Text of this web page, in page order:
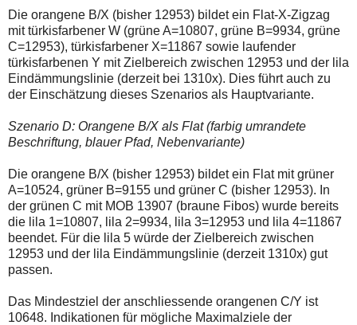
Die orangene B/X (bisher 12953) bildet ein Flat-X-Zigzag
mit türkisfarbener W (grüne A=10807, grüne B=9934, grüne
C=12953), türkisfarbener X=11867 sowie laufender
türkisfarbenen Y mit Zielbereich zwischen 12953 und der lila
Eindämmungslinie (derzeit bei 1310x). Dies führt auch zu
der Einschätzung dieses Szenarios als Hauptvariante.
Szenario D: Orangene B/X als Flat (farbig umrandete
Beschriftung, blauer Pfad, Nebenvariante)
Die orangene B/X (bisher 12953) bildet ein Flat mit grüner
A=10524, grüner B=9155 und grüner C (bisher 12953). In
der grünen C mit MOB 13907 (braune Fibos) wurde bereits
die lila 1=10807, lila 2=9934, lila 3=12953 und lila 4=11867
beendet. Für die lila 5 würde der Zielbereich zwischen
12953 und der lila Eindämmungslinie (derzeit 1310x) gut
passen.
Das Mindestziel der anschliessende orangenen C/Y ist
10648. Indikationen für mögliche Maximalziele der